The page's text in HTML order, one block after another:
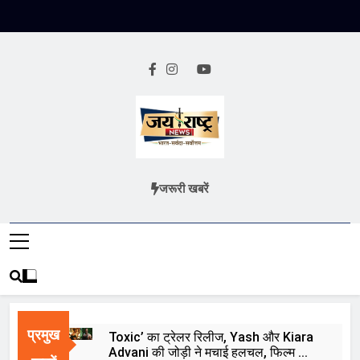
Jai Rashtra
हिंदी समाचार
जरूरी खबरें
प्रमुख
Toxic’ का ट्रेलर रिलीज, Yash और Kiara
Advani की जोड़ी ने मचाई हलचल, फिल्म को